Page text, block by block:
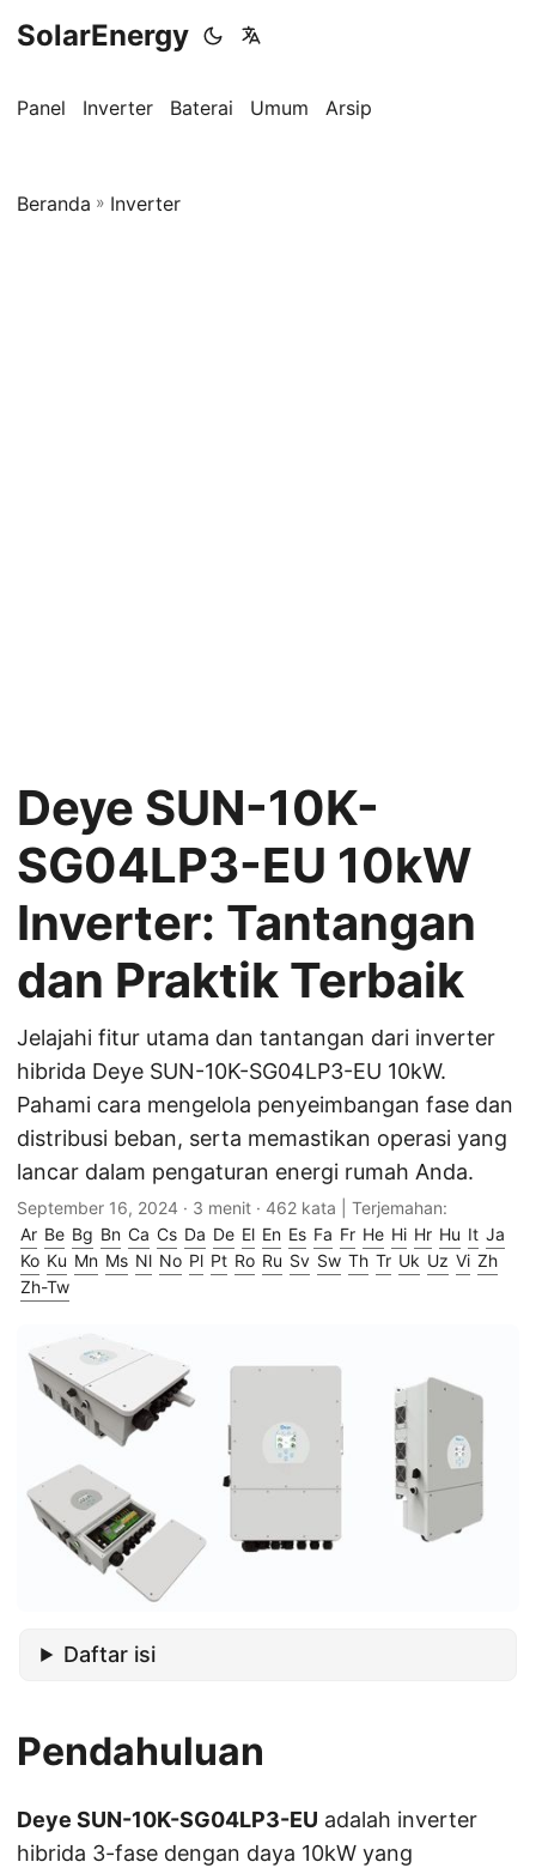
SolarEnergy
Panel Inverter Baterai Umum Arsip
Beranda » Inverter
Deye SUN-10K-
SG04LP3-EU 10kW
Inverter: Tantangan
dan Praktik Terbaik
Jelajahi fitur utama dan tantangan dari inverter
hibrida Deye SUN-10K-SG04LP3-EU 10kW.
Pahami cara mengelola penyeimbangan fase dan
distribusi beban, serta memastikan operasi yang
lancar dalam pengaturan energi rumah Anda.
September 16, 2024 · 3 menit · 462 kata | Terjemahan:
Ar Be Bg Bn Ca Cs Da De El En Es Fa Fr He Hi Hr Hu It Ja
Ko Ku Mn Ms Nl No Pl Pt Ro Ru Sv Sw Th Tr Uk Uz Vi Zh
Zh-Tw
Daftar isi
Pendahuluan
Deye SUN-10K-SG04LP3-EU adalah inverter
hibrida 3-fase dengan daya 10kW yang